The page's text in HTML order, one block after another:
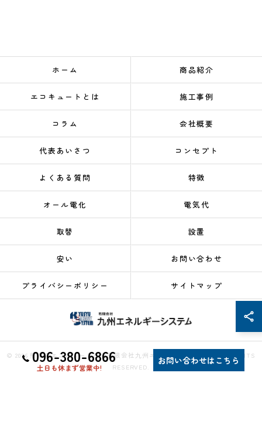
096-380-6866
土日も休まず営業中!
お問い合わせはこちら
ホーム 商品紹介
エコキュートとは 施工事例
コラム 会社概要
代表あいさつ コンセプト
よくある質問 特徴
オール電化 電気代
取替 設置
安い お問い合わせ
プライバシーポリシー サイトマップ
© 2026 熊本のエコキュートなら有限会社九州エネルギーシステム ALL RIGHTS
RESERVED.